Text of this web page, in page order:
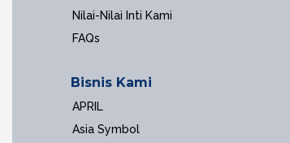
Nilai-Nilai Inti Kami
FAQs
Bisnis Kami
APRIL
Asia Symbol